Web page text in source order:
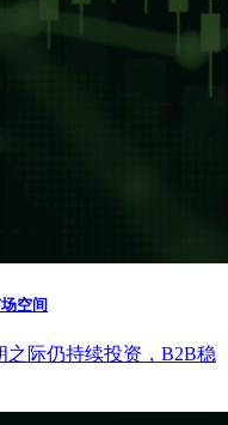
空间
际仍持续投资，B2B稳